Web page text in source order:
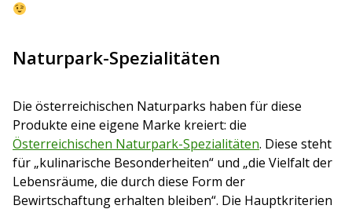
Naturpark-Spezialitäten
Die österreichischen Naturparks haben für diese
Produkte eine eigene Marke kreiert: die
Österreichischen Naturpark-Spezialitäten. Diese steht
für „kulinarische Besonderheiten“ und „die Vielfalt der
Lebensräume, die durch diese Form der
Bewirtschaftung erhalten bleiben“. Die Hauptkriterien